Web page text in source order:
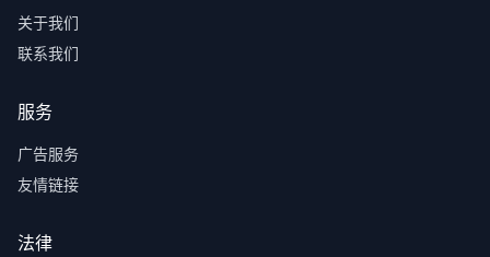
关于我们
联系我们
服务
广告服务
友情链接
法律